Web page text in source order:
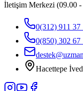
İletişim Merkezi (09.00 -
0(312) 911 37
0(850) 302 67
Hacettepe